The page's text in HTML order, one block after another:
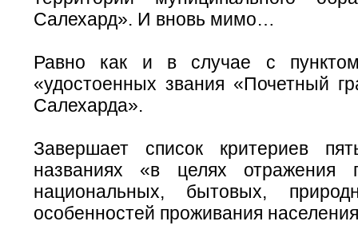
Салехард». И вновь мимо…
Равно как и в случае с
«удостоенных звания «Почетный
Салехарда».
Завершает список критериев
названиях «в целях отражения
национальных, бытовых,
особенностей проживания